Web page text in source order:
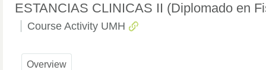
ESTANCIAS CLINICAS II (Diplomado en
Course Activity UMH
Overview